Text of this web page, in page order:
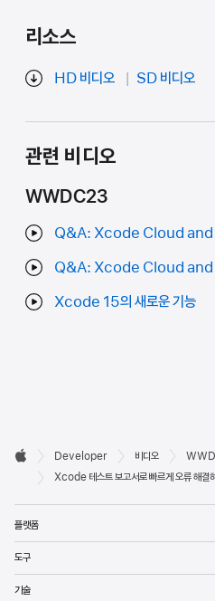
리소스
HD 비디오 SD 비디오
관련 비디오
WWDC23
Q&A: Xcode Cloud
Q&A: Xcode Cloud
Xcode 15의 새로운 기능
Developer
바닥글

Developer 비디오
Xcode 테스트 보고서로 빠르게 오류 해결
플랫폼
도구
기술